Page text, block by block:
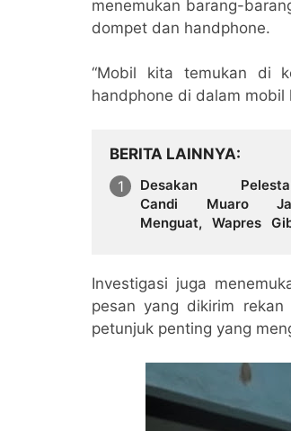
menemukan barang-
dompet dan handphone.
“Mobil kita temukan di
handphone di dalam mobil
BERITA LAINNYA
Desakan
Candi Muaro
Menguat, Wapres
Tertibkan Stockpile
Bara
Investigasi juga
pesan yang dikirim
petunjuk penting yang